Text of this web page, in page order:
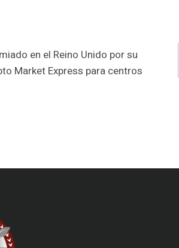
en el Reino Unido por su
Market Express para centros